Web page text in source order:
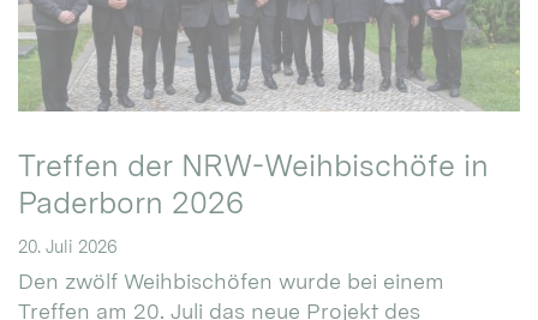
Treffen der NRW-Weihbischöfe in
Paderborn 2026
20. Juli 2026
Den zwölf Weihbischöfen wurde bei einem
Treffen am 20. Juli das neue Projekt des